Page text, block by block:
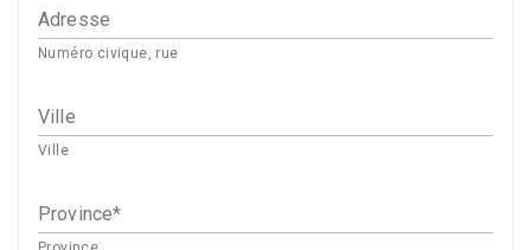
Adresse
Numéro civique, rue
Ville
Ville
Province